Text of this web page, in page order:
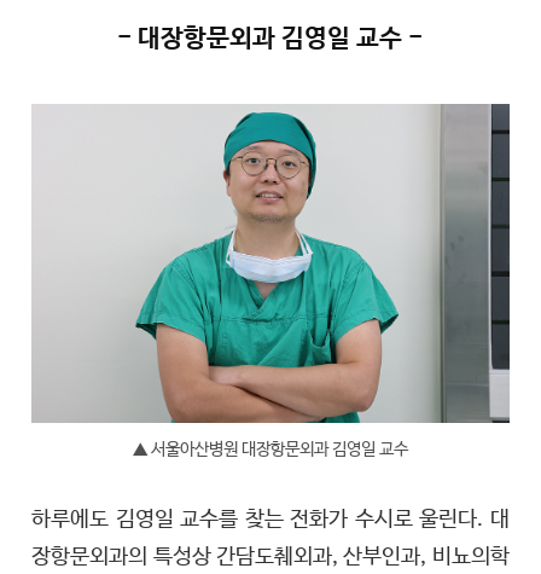
- 대장항문외과 김영일 교수 -
▲ 서울아산병원 대장항문외과 김영일 교수
하루에도 김영일 교수를 찾는 전화가 수시로 울린다. 대
장항문외과의 특성상 간담도췌외과, 산부인과, 비뇨의학